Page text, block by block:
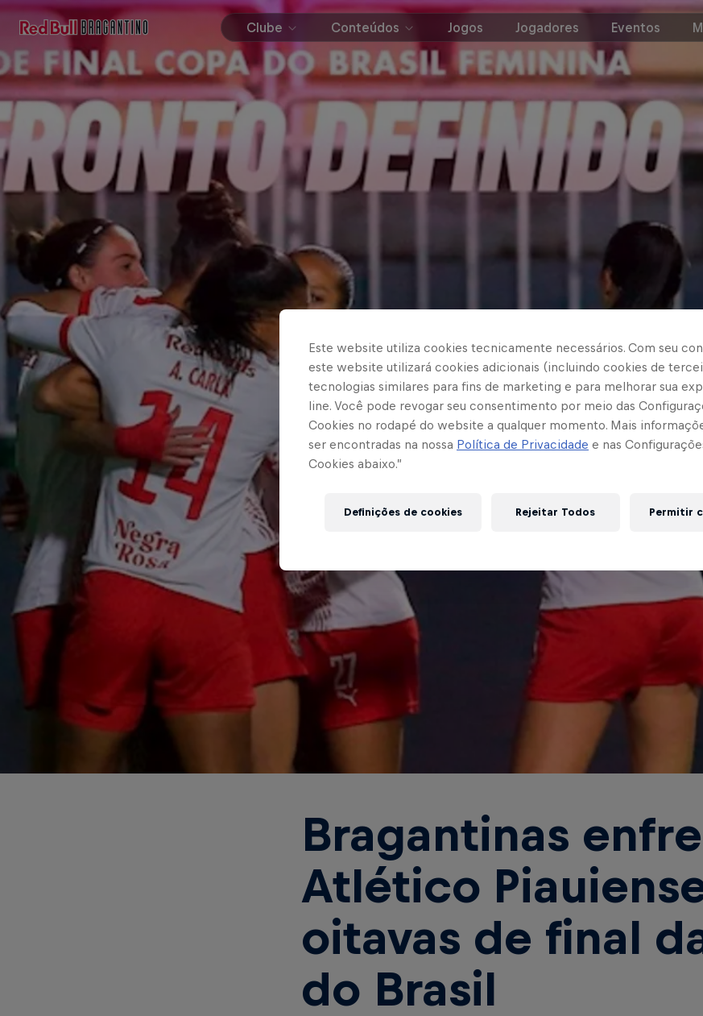
Clube Conteúdos Jogos Jogadores Eventos
Bragantinas
Atlético
oitavas de final
do Brasil
Este website utiliza cookies tecnicamente necessários. Com seu
este website utilizará cookies adicionais (incluindo cookies de
tecnologias similares para fins de marketing e para melhorar sua
line. Você pode revogar seu consentimento por meio das
Cookies no rodapé do website a qualquer momento. Mais
ser encontradas na nossa Política de Privacidade e nas
Cookies abaixo.”
Definições de cookies Rejeitar Todos Permitir